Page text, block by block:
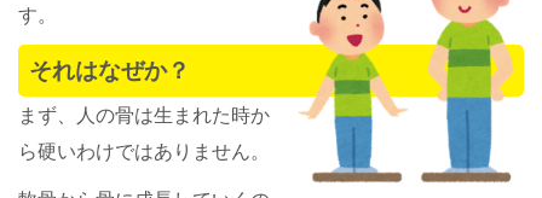
す。
それはなぜか？
まず、人の骨は生まれた時か
ら硬いわけではありません。